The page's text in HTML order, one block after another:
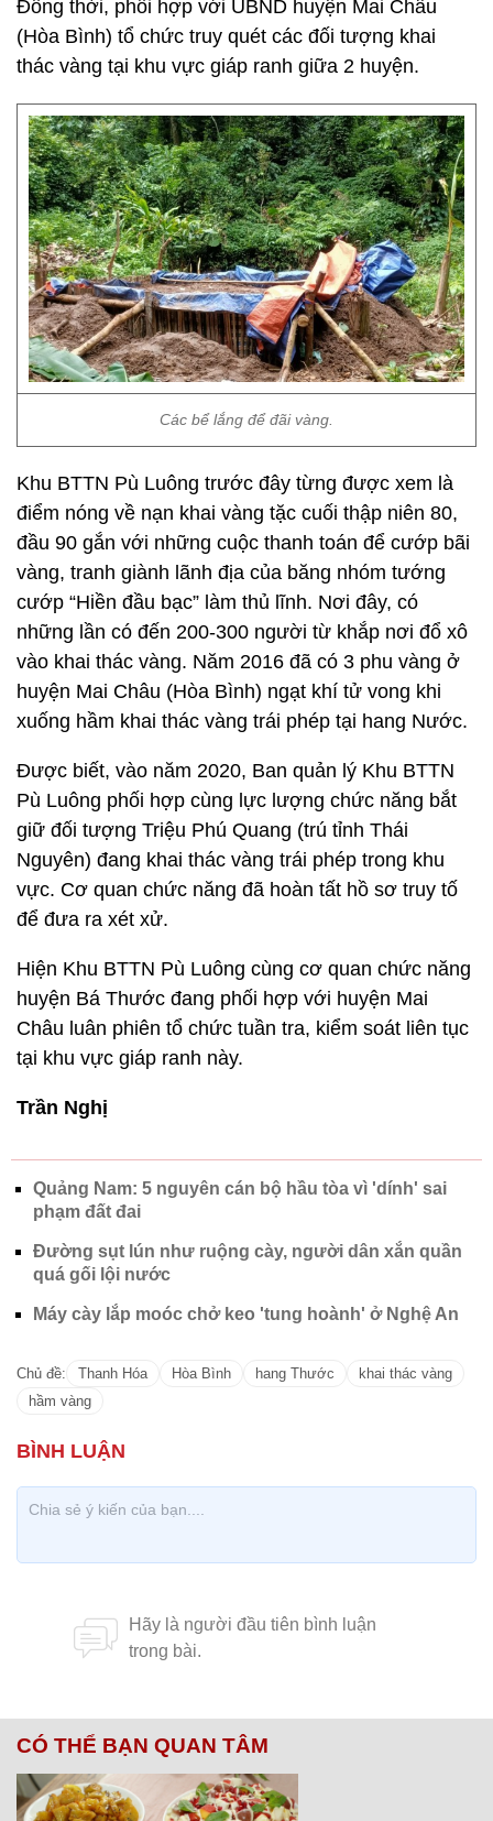
Đồng thời, phối hợp với UBND huyện Mai Châu
(Hòa Bình) tổ chức truy quét các đối tượng khai
thác vàng tại khu vực giáp ranh giữa 2 huyện.
Các bể lắng để đãi vàng.
Khu BTTN Pù Luông trước đây từng được xem là
điểm nóng về nạn khai vàng tặc cuối thập niên 80,
đầu 90 gắn với những cuộc thanh toán để cướp bãi
vàng, tranh giành lãnh địa của băng nhóm tướng
cướp “Hiền đầu bạc” làm thủ lĩnh. Nơi đây, có
những lần có đến 200-300 người từ khắp nơi đổ xô
vào khai thác vàng. Năm 2016 đã có 3 phu vàng ở
huyện Mai Châu (Hòa Bình) ngạt khí tử vong khi
xuống hầm khai thác vàng trái phép tại hang Nước.
Được biết, vào năm 2020, Ban quản lý Khu BTTN
Pù Luông phối hợp cùng lực lượng chức năng bắt
giữ đối tượng Triệu Phú Quang (trú tỉnh Thái
Nguyên) đang khai thác vàng trái phép trong khu
vực. Cơ quan chức năng đã hoàn tất hồ sơ truy tố
để đưa ra xét xử.
Hiện Khu BTTN Pù Luông cùng cơ quan chức năng
huyện Bá Thước đang phối hợp với huyện Mai
Châu luân phiên tổ chức tuần tra, kiểm soát liên tục
tại khu vực giáp ranh này.
Trần Nghị
Quảng Nam: 5 nguyên cán bộ hầu tòa vì 'dính' sai
phạm đất đai
Đường sụt lún như ruộng cày, người dân xắn quần
quá gối lội nước
Máy cày lắp moóc chở keo 'tung hoành' ở Nghệ An
Chủ đề: Thanh Hóa Hòa Bình hang Thước
khai thác vàng
hầm vàng
CÓ THỂ BẠN QUAN TÂM